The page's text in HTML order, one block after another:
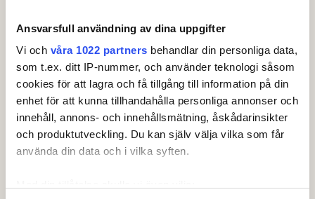
Ansvarsfull användning av dina uppgifter
Vi och våra 1022 partners behandlar din personliga data,
som t.ex. ditt IP-nummer, och använder teknologi såsom
cookies för att lagra och få tillgång till information på din
enhet för att kunna tillhandahålla personliga annonser och
innehåll, annons- och innehållsmätning, åskådarinsikter
och produktutveckling. Du kan själv välja vilka som får
använda din data och i vilka syften.
KARLÉN, Katarina +19
HANSEN, Birgitta
T3 6 RYDIN, My +27
T3 1 JANSSON, Anita +27